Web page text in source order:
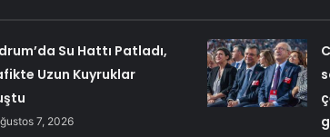
Su Hattı Patladı,
Uzun Kuyruklar
7, 2026